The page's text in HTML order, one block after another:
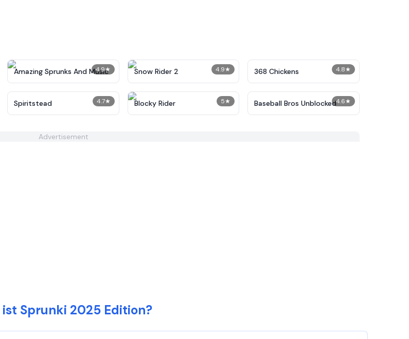
4.9★
Amazing Sprunks And Music 4.9★
Snow Rider 2 4.8★
368 Chickens
4.7★
Spiritstead 5★
Blocky Rider 4.6★
Baseball Bros Unblocked
Advertisement
ist Sprunki 2025 Edition?